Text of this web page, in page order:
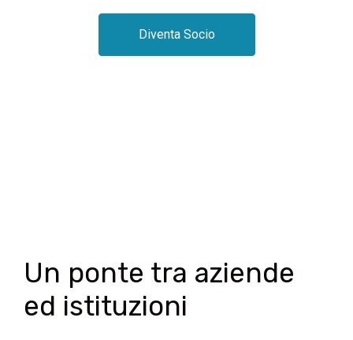
Diventa Socio
Un ponte tra aziende
ed istituzioni